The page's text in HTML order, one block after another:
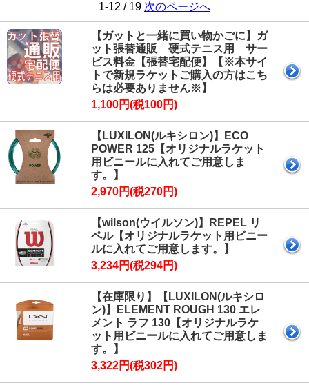
1-12 / 19 次のページへ
【ガットと一緒に買い物かごに】ガ
ット張替通販 硬式テニス用 サー
ビス料金【張替宅配便】【※本サイ
トで新規ラケットご購入の方はこち
らは必要ありません※】
1,100円(税100円)
【LUXILON(ルキシロン)】ECO
POWER 125【オリジナルラケット
用ビニールに入れてご用意しま
す。】
2,970円(税270円)
【wilson(ウイルソン)】REPEL リ
ペル【オリジナルラケット用ビニー
ルに入れてご用意します。】
3,234円(税294円)
【在庫限り】【LUXILON(ルキシロ
ン)】ELEMENT ROUGH 130 エレ
メント ラフ 130【オリジナルラケ
ット用ビニールに入れてご用意しま
す。】
3,322円(税302円)